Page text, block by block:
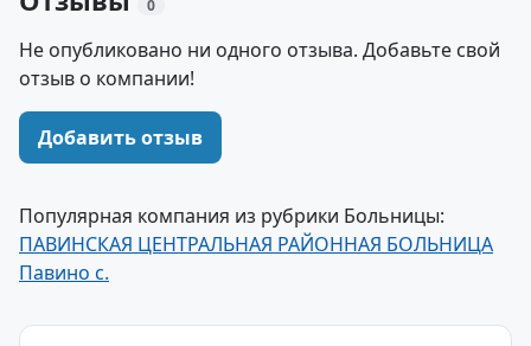
0
Не опубликовано ни одного отзыва. Добавьте свой
отзыв о компании!
Добавить отзыв
Популярная компания из рубрики Больницы:
ПАВИНСКАЯ ЦЕНТРАЛЬНАЯ РАЙОННАЯ БОЛЬНИЦА
Павино с.